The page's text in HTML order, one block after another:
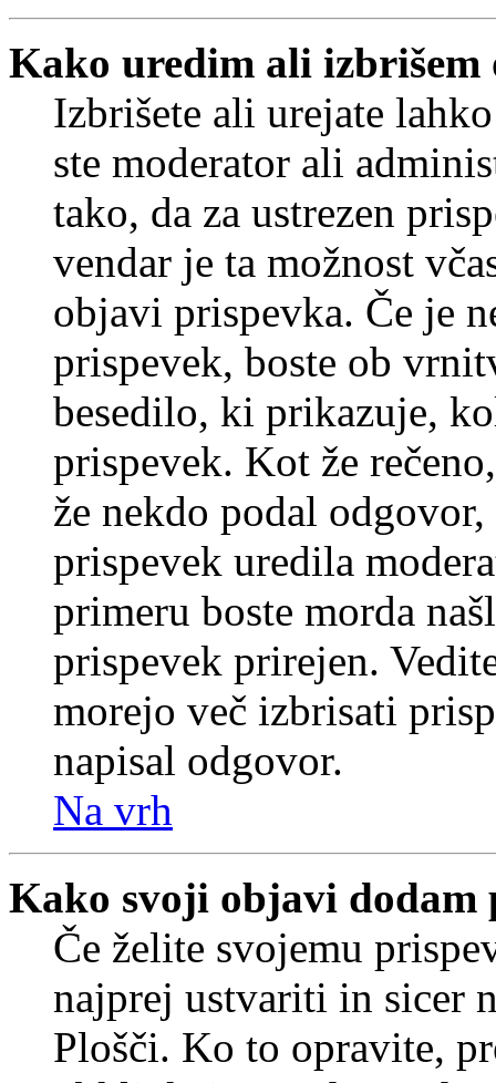
Kako uredim ali izbrišem
Izbrišete ali urejate
ste moderator ali
tako, da za ustrezen
vendar je ta možnost
objavi prispevka. Če je
prispevek, boste ob
besedilo, ki prikazuje,
prispevek. Kot že
že nekdo podal
prispevek uredila
primeru boste morda
prispevek prirejen.
morejo več izbrisati
napisal odgovor.
Na vrh
Kako svoji objavi dodam
Če želite svojemu
najprej ustvariti in sicer
Plošči. Ko to opravite,